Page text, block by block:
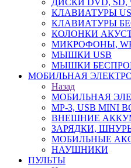
ДИСКИ DVD,
КЛАВИАТУРЫ
КЛАВИАТУРЫ
КОЛОНКИ
МИКРОФОНЫ,
МЫШКИ USB
МЫШКИ
МОБИЛЬНАЯ
Назад
МОБИЛЬНАЯ
MP-3, USB MINI
ВНЕШНИЕ
ЗАРЯДКИ,
МОБИЛЬНЫЕ
НАУШНИКИ
ПУЛЬТЫ